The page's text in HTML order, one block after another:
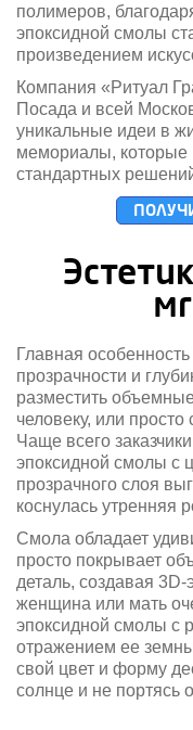
полимеров,
эпоксидной смолы
произведением
Компания «Ритуал
Посада и всей
уникальные идеи в
мемориалы,
стандартных
Главная
прозрачности и
разместить
человеку, или
Чаще всего
эпоксидной смолы с
прозрачного слоя
коснулась утренняя
Смола обладает
просто покрывает
деталь, создавая
женщина или мать
эпоксидной смолы с
отражением ее
свой цвет и форму
солнце и не портясь